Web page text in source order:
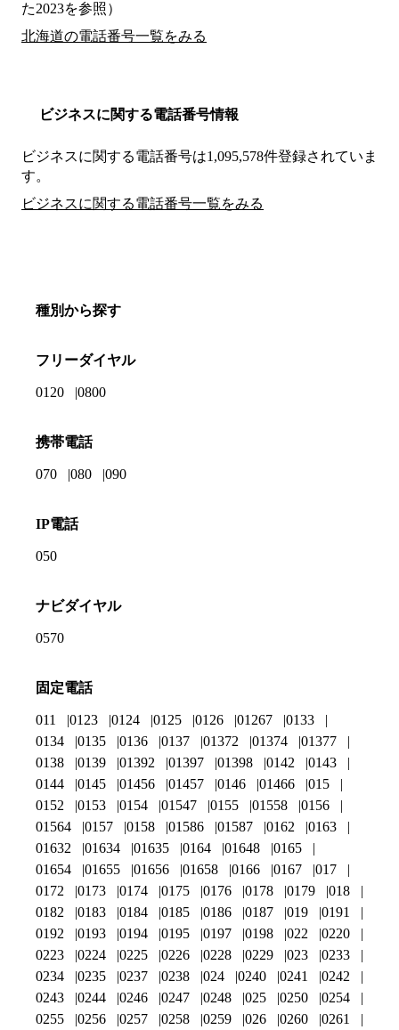
た2023を参照）
北海道の電話番号一覧をみる
ビジネスに関する電話番号情報
ビジネスに関する電話番号は1,095,578件登録されていま
す。
ビジネスに関する電話番号一覧をみる
種別から探す
フリーダイヤル
0120 0800
携帯電話
070 080 090
IP電話
050
ナビダイヤル
0570
固定電話
011 0123 0124 0125 0126 01267
0133
0134
0135 0136 0137 01372 01374
01377
0138
0139 01392 01397 01398 0142
0143
0144
0145 01456 01457 0146 01466
015
0152
0153 0154 01547 0155 01558
0156
01564
0157 0158 01586 01587 0162
0163
01632
01634 01635 0164 01648
0165
01654
01655 01656 01658 0166 0167
017
0172
0173 0174 0175 0176 0178 0179
018
0182
0183 0184 0185 0186 0187 019
0191
0192
0193 0194 0195 0197 0198 022
0220
0223
0224 0225 0226 0228 0229 023
0233
0234
0235 0237 0238 024 0240 0241
0242
0243
0244 0246 0247 0248 025 0250
0254
0255
0256 0257 0258 0259 026 0260 0261